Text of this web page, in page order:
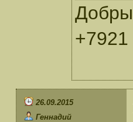
26.09.2015
Геннадий